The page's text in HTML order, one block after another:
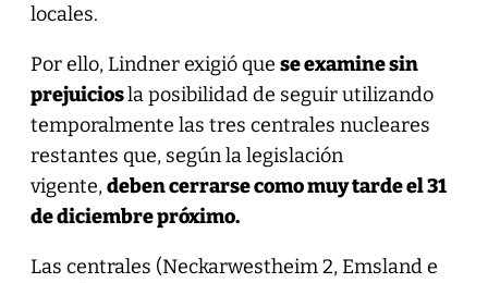
locales.
Por ello, Lindner exigió que se examine sin
prejuiciosla posibilidad de seguir utilizando
temporalmente las tres centrales nucleares
restantes que, según la legislación
vigente,deben cerrarse como muy tarde el 31
de diciembre próximo.
Las centrales (Neckarwestheim 2, Emsland e